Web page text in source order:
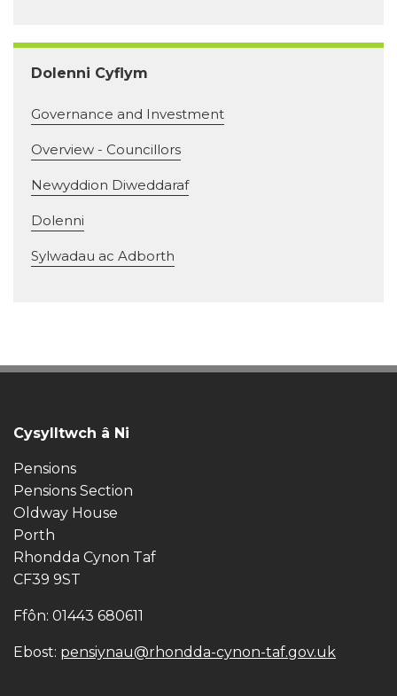
Dolenni Cyflym
Governance and Investment
Overview - Councillors
Newyddion Diweddaraf
Dolenni
Sylwadau ac Adborth
Cysylltwch â Ni
Pensions
Pensions Section
Oldway House
Porth
Rhondda Cynon Taf
CF39 9ST
Ffôn: 01443 680611
Ebost: pensiynau@rhondda-cynon-taf.gov.uk